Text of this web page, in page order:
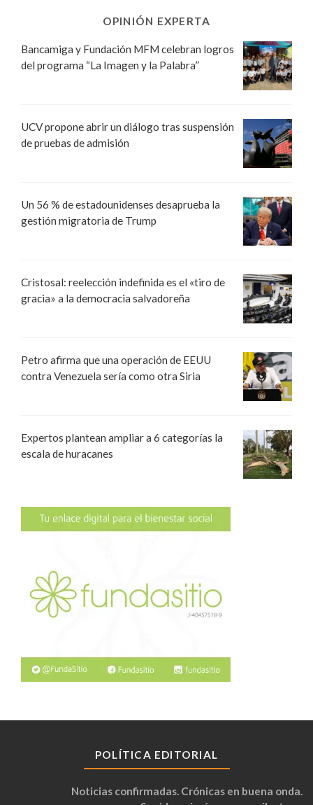
OPINIÓN EXPERTA
Bancamiga y Fundación MFM celebran logros
del programa “La Imagen y la Palabra”
UCV propone abrir un diálogo tras suspensión
de pruebas de admisión
Un 56 % de estadounidenses desaprueba la
gestión migratoria de Trump
Cristosal: reelección indefinida es el «tiro de
gracia» a la democracia salvadoreña
Petro afirma que una operación de EEUU
contra Venezuela sería como otra Siria
Expertos plantean ampliar a 6 categorías la
escala de huracanes
POLÍTICA EDITORIAL
Noticias confirmadas. Crónicas en buena onda.